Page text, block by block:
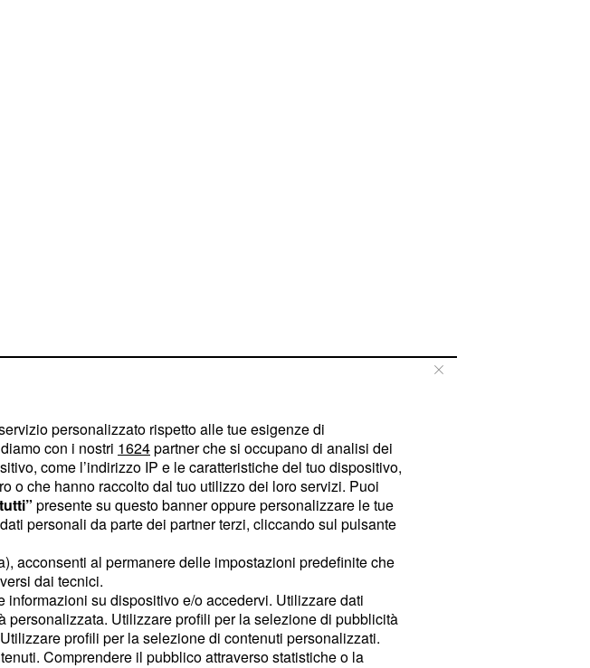
personalizzato rispetto alle tue esigenze di
con i nostri 1624partner che si occupano di analisi dei
come l’indirizzo IP e le caratteristiche del tuo dispositivo,
o che hanno raccolto dal tuo utilizzo dei loro servizi. Puoi
presente su questo banner oppure personalizzare le tue
personali da parte dei partner terzi, cliccando sul pulsante
acconsenti al permanere delle impostazioni predefinite che
dai tecnici.
su dispositivo e/o accedervi. Utilizzare dati
Utilizzare profili per la selezione di pubblicità
profili per la selezione di contenuti personalizzati.
Comprendere il pubblico attraverso statistiche o la